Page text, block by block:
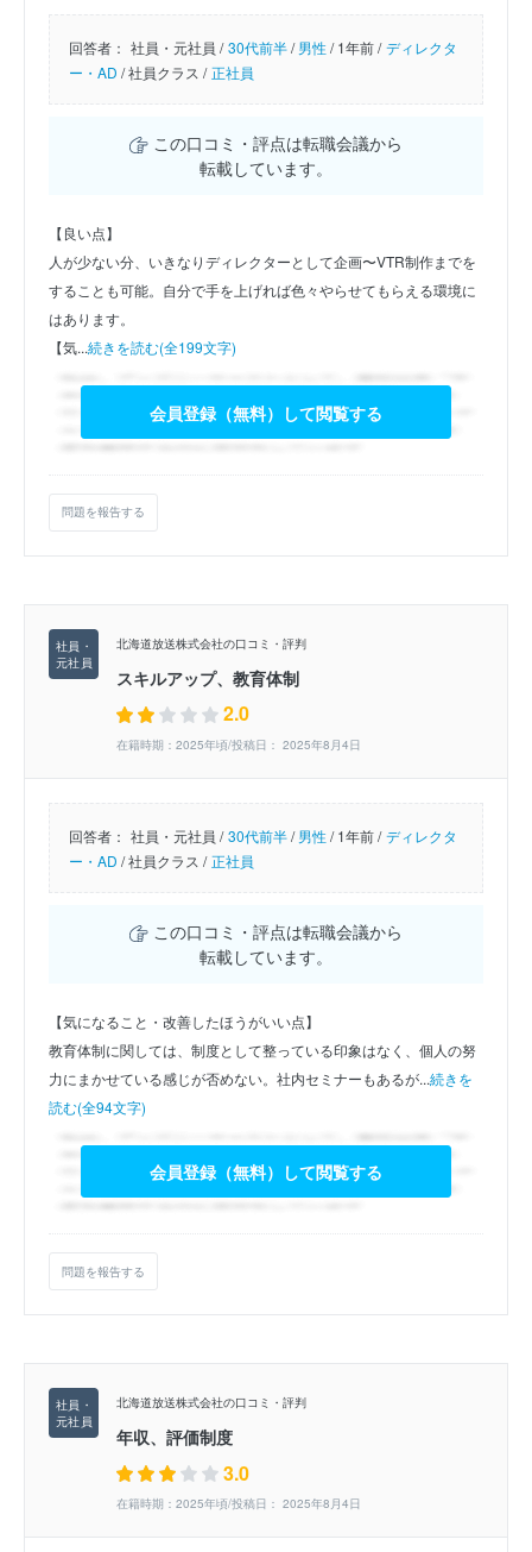
回答者： 社員・元社員 / 30代前半/男性/1年前 / ディレクタ
ー・AD /社員クラス / 正社員
この口コミ・評点は転職会議から
転載しています。
【良い点】
人が少ない分、いきなりディレクターとして企画〜VTR制作までを
することも可能。自分で手を上げれば色々やらせてもらえる環境に
はあります。
【気...続きを読む(全199文字)
会員登録（無料）して閲覧する
問題を報告する
北海道放送株式会社の口コミ・評判
スキルアップ、教育体制
2.0
在籍時期：2025年頃/投稿日： 2025年8月4日
回答者： 社員・元社員 / 30代前半/男性/1年前 / ディレクタ
ー・AD /社員クラス / 正社員
この口コミ・評点は転職会議から
転載しています。
【気になること・改善したほうがいい点】
教育体制に関しては、制度として整っている印象はなく、個人の努
力にまかせている感じが否めない。社内セミナーもあるが...続きを
読む(全94文字)
会員登録（無料）して閲覧する
問題を報告する
北海道放送株式会社の口コミ・評判
年収、評価制度
3.0
在籍時期：2025年頃/投稿日： 2025年8月4日